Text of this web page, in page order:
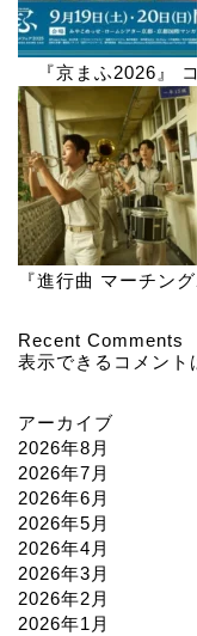
『京まふ2026』
『進行曲 マーチン
Recent Comments
表示できるコメント
アーカイブ
2026年8月
2026年7月
2026年6月
2026年5月
2026年4月
2026年3月
2026年2月
2026年1月